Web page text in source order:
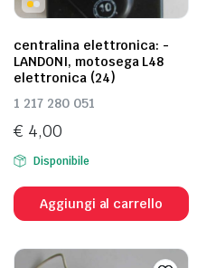
centralina elettronica: -
LANDONI, motosega L48
elettronica (24)
1 217 280 051
€ 4,00
Disponibile
Aggiungi al carrello